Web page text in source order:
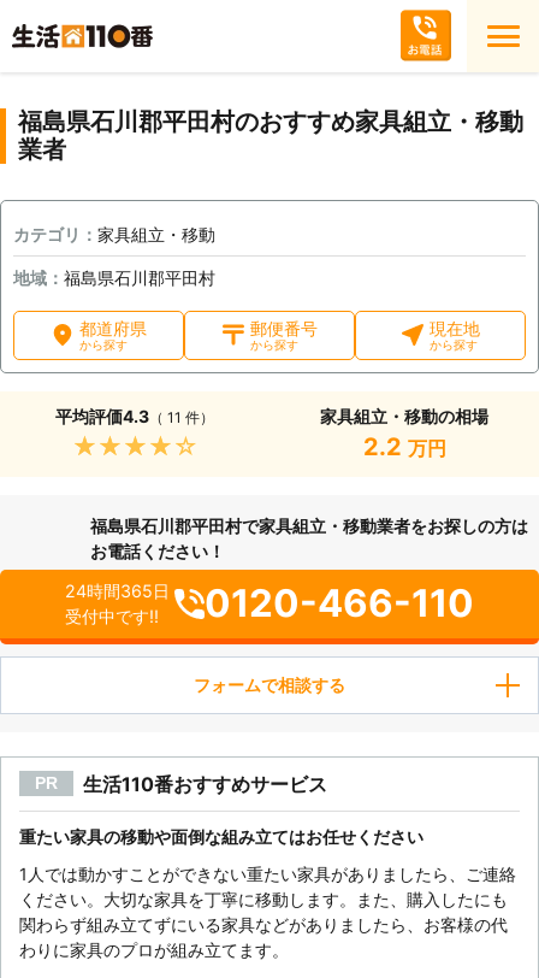
福島県石川郡平田村のおすすめ家具組立・移動
業者
カテゴリ： 家具組立・移動
地域： 福島県石川郡平田村
都道府県
から探す
郵便番号
から探す
現在地
から探す
平均評価4.3 （ 11 件）
★★★★★
家具組立・移動の相場
2.2 万円
福島県石川郡平田村で家具組立・移動業者をお探しの方は
お電話ください！
24時間365日
受付中です!!
0120-466-110
フォームで相談する
PR 生活110番おすすめサービス
重たい家具の移動や面倒な組み立てはお任せください
1人では動かすことができない重たい家具がありましたら、ご連絡
ください。大切な家具を丁寧に移動します。また、購入したにも
関わらず組み立てずにいる家具などがありましたら、お客様の代
わりに家具のプロが組み立てます。